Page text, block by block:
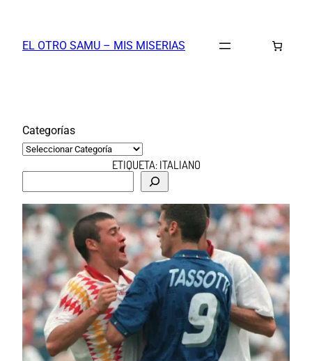
contenido
EL OTRO SAMU – MIS MISERIAS
Categorías
ETIQUETA:ITALIANO
s
c
a